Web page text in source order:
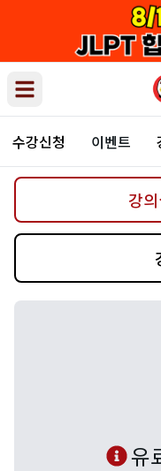
Open main menu
수강신청 이벤트
강
유